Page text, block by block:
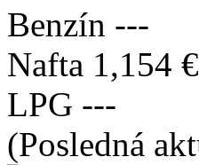
Benzín ---
Nafta 1,154 €
LPG ---
(Posledná